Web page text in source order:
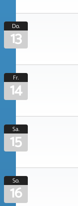
Do.
13
Fr.
14
Sa.
15
So.
16